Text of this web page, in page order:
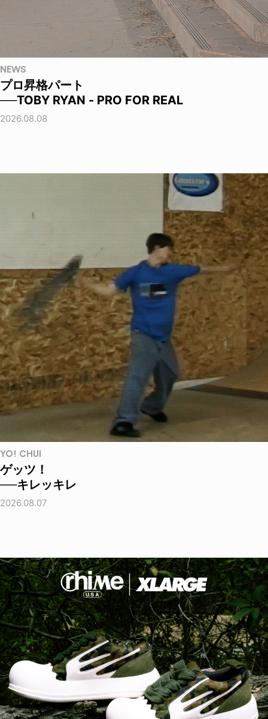
NEWS
プロ昇格パート
──TOBY RYAN - PRO FOR REAL
2026.08.08
YO! CHUI
ゲッツ！
──キレッキレ
2026.08.07